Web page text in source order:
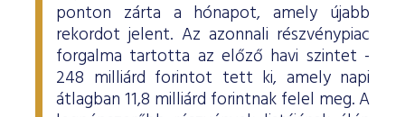
ponton zárta a hónapot, amely újabb
rekordot jelent. Az azonnali részvénypiac
forgalma tartotta az előző havi szintet -
248 milliárd forintot tett ki, amely napi
átlagban 11,8 milliárd forintnak felel meg. A